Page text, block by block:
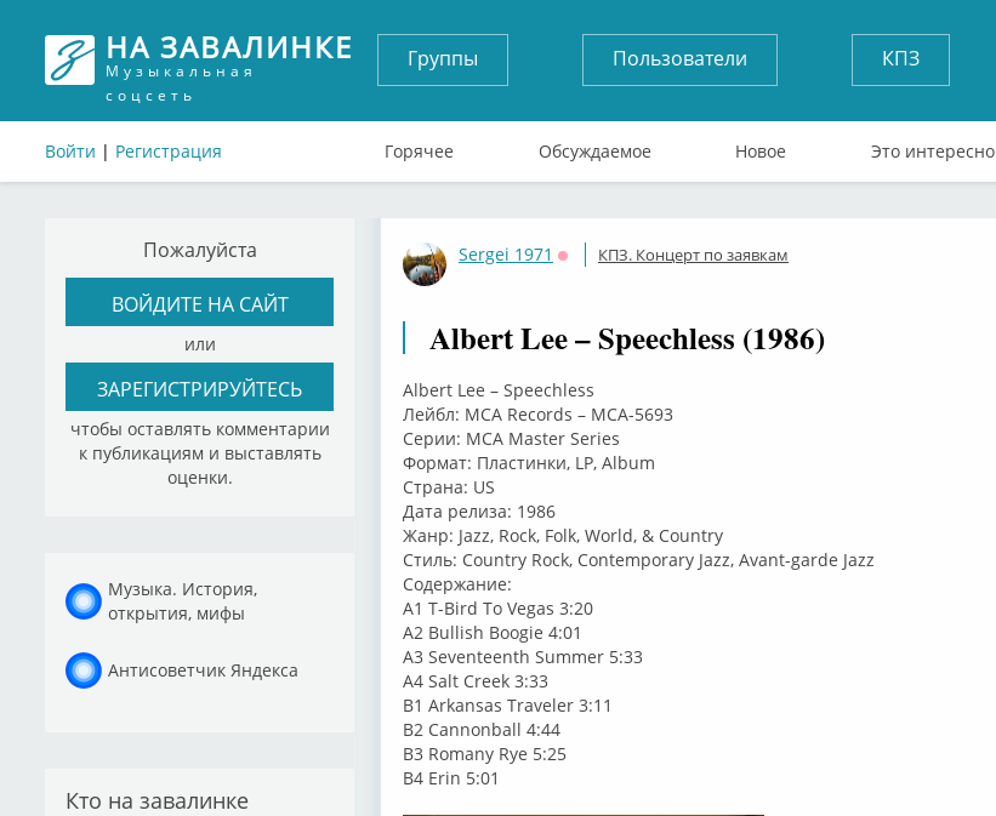
НА ЗАВАЛИНКЕ
Музыкальная
соцсеть
Войти | Регистрация
Группы Пользователи КПЗ
Горячее Обсуждаемое Новое Это интересно
Пожалуйста
ВОЙДИТЕ НА САЙТ
или
ЗАРЕГИСТРИРУЙТЕСЬ
чтобы оставлять комментарии
к публикациям и выставлять
оценки.
Музыка. История,
открытия, мифы
Антисоветчик Яндекса
Кто на завалинке
Sergei 1971
Оффлайн
КПЗ. Концерт по заявкам
Albert Lee – Speechless (1986)
Albert Lee – Speechless
Лейбл: MCA Records – MCA-5693
Серии: MCA Master Series
Формат: Пластинки, LP, Album
Страна: US
Дата релиза: 1986
Жанр: Jazz, Rock, Folk, World, & Country
Стиль: Country Rock, Contemporary Jazz, Avant-garde Jazz
Содержание:
A1 T-Bird To Vegas 3:20
A2 Bullish Boogie 4:01
A3 Seventeenth Summer 5:33
A4 Salt Creek 3:33
B1 Arkansas Traveler 3:11
B2 Cannonball 4:44
B3 Romany Rye 5:25
B4 Erin 5:01